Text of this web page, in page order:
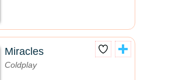
Miracles
Coldplay